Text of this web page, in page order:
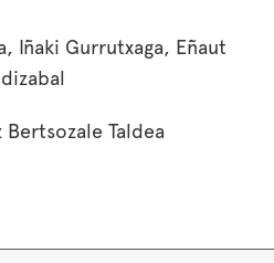
Iñaki Gurrutxaga, Eñaut
Taldea